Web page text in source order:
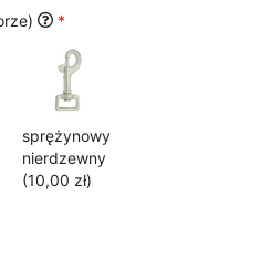
*
sprężynowy
nierdzewny
(10,00 zł)